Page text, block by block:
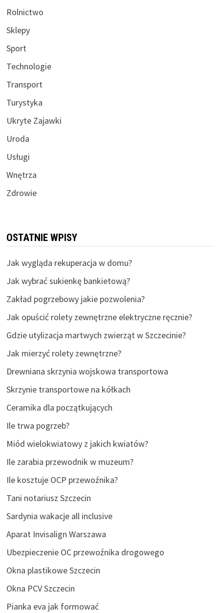
Rolnictwo
Sklepy
Sport
Technologie
Transport
Turystyka
Ukryte Zajawki
Uroda
Usługi
Wnętrza
Zdrowie
OSTATNIE WPISY
Jak wygląda rekuperacja w domu?
Jak wybrać sukienkę bankietową?
Zakład pogrzebowy jakie pozwolenia?
Jak opuścić rolety zewnętrzne elektryczne ręcznie?
Gdzie utylizacja martwych zwierząt w Szczecinie?
Jak mierzyć rolety zewnętrzne?
Drewniana skrzynia wojskowa transportowa
Skrzynie transportowe na kółkach
Ceramika dla początkujących
Ile trwa pogrzeb?
Miód wielokwiatowy z jakich kwiatów?
Ile zarabia przewodnik w muzeum?
Ile kosztuje OCP przewoźnika?
Tani notariusz Szczecin
Sardynia wakacje all inclusive
Aparat Invisalign Warszawa
Ubezpieczenie OC przewoźnika drogowego
Okna plastikowe Szczecin
Okna PCV Szczecin
Pianka eva jak formować